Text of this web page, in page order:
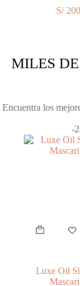
S/
MILES
Encuentra los
-
Luxe Oil